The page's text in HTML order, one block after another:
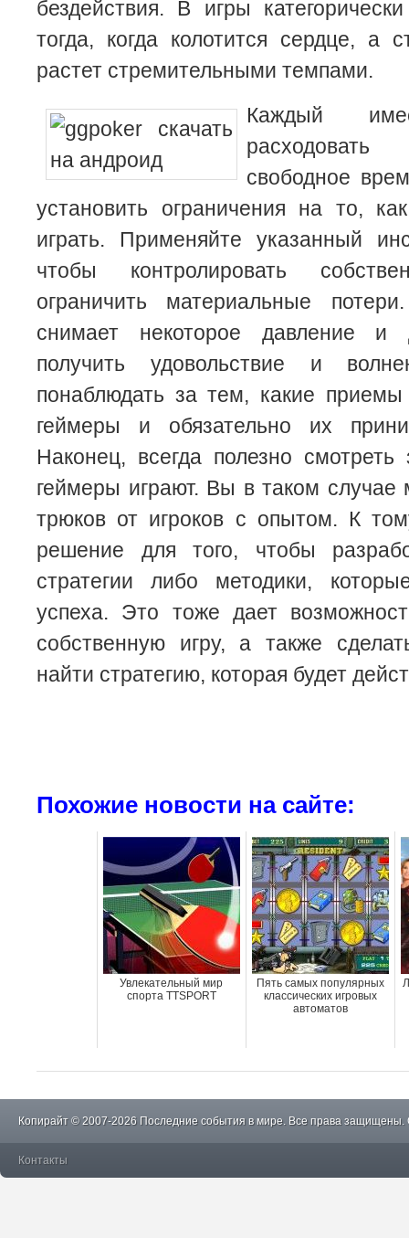
бездействия. В игры
тогда, когда колотится сердце, а
растет стремительными темпами.
Каждый
свободное
установить ограничения на то,
играть. Применяйте указанный
чтобы контролировать
ограничить материальные
снимает некоторое давление и
получить удовольствие и
понаблюдать за тем, какие приемы
геймеры и обязательно их
Наконец, всегда полезно
геймеры играют. Вы в таком случае
трюков от игроков с опытом. К
решение для того, чтобы
стратегии либо методики,
успеха. Это тоже дает
собственную игру, а также
найти стратегию, которая будет
Похожие новости на сайте:
Увлекательный мир
спорта TTSPORT
Пять самых популярных
классических игровых
автоматов
Копирайт © 2007-2026 Последние события в мире. Все права защищены.
Контакты